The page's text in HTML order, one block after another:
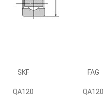
SKF FAG
QA120 QA120